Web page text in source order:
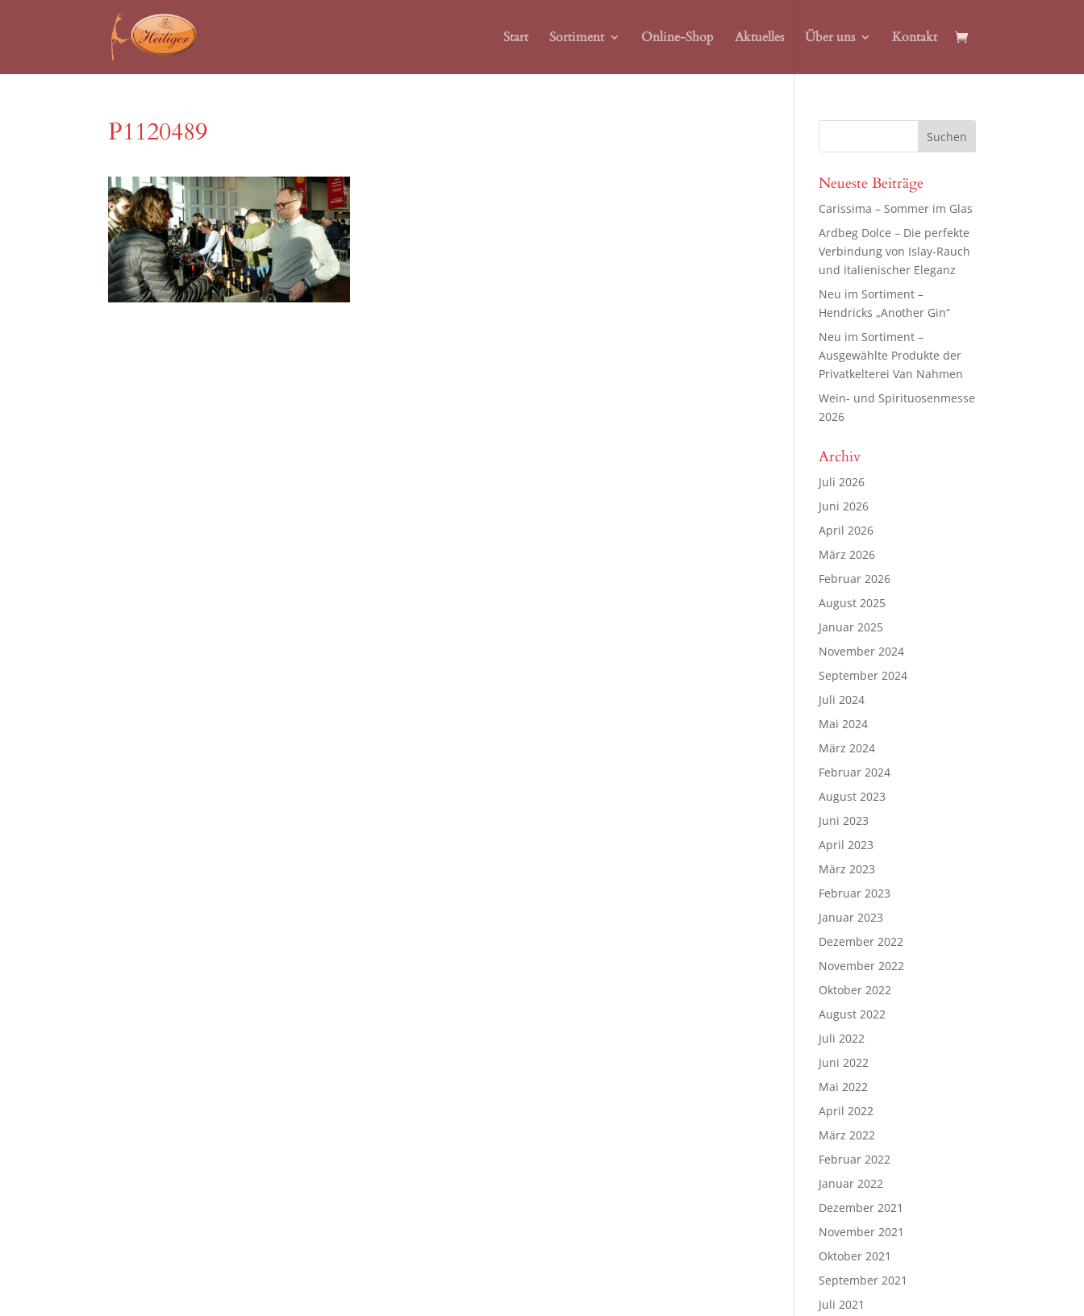
Start Sortiment Online-Shop Aktuelles Über uns Kontakt
P1120489
Neueste Beiträge
Carissima – Sommer im Glas
Ardbeg Dolce – Die perfekte
Verbindung von Islay-Rauch
und italienischer Eleganz
Neu im Sortiment –
Hendricks „Another Gin“
Neu im Sortiment –
Ausgewählte Produkte der
Privatkelterei Van Nahmen
Wein- und Spirituosenmesse
2026
Archiv
Juli 2026
Juni 2026
April 2026
März 2026
Februar 2026
August 2025
Januar 2025
November 2024
September 2024
Juli 2024
Mai 2024
März 2024
Februar 2024
August 2023
Juni 2023
April 2023
März 2023
Februar 2023
Januar 2023
Dezember 2022
November 2022
Oktober 2022
August 2022
Juli 2022
Juni 2022
Mai 2022
April 2022
März 2022
Februar 2022
Januar 2022
Dezember 2021
November 2021
Oktober 2021
September 2021
Juli 2021